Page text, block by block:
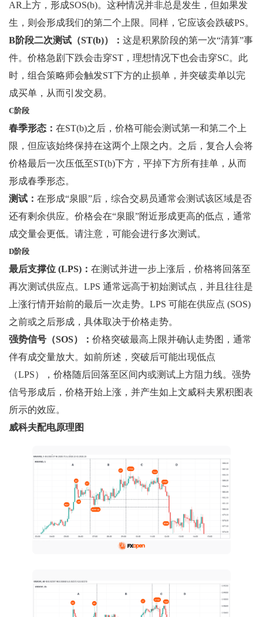
AR上方，形成SOS(b)。这种情况并非总是发生，但如果发
生，则会形成我们的第二个上限。同样，它应该会跌破PS。
B阶段二次测试（ST(b)）： 这是积累阶段的第一次“清算”事
件。价格急剧下跌会击穿ST，理想情况下也会击穿SC。此
时，组合策略师会触发ST下方的止损单，并突破卖单以完
成买单，从而引发交易。
C阶段
春季形态： 在ST(b)之后，价格可能会测试第一和第二个上
限，但应该始终保持在这两个上限之内。之后，复合人会将
价格最后一次压低至ST(b)下方，平掉下方所有挂单，从而
形成春季形态。
测试： 在形成“泉眼”后，综合交易员通常会测试该区域是否
还有剩余供应。价格会在“泉眼”附近形成更高的低点，通常
成交量会更低。请注意，可能会进行多次测试。
D阶段
最后支撑位 (LPS)： 在测试并进一步上涨后，价格将回落至
再次测试供应点。LPS 通常远高于初始测试点，并且往往是
上涨行情开始前的最后一次走势。LPS 可能在供应点 (SOS)
之前或之后形成，具体取决于价格走势。
强势信号（SOS）： 价格突破最高上限并确认走势图，通常
伴有成交量放大。如前所述，突破后可能出现低点
（LPS），价格随后回落至区间内或测试上方阻力线。强势
信号形成后，价格开始上涨，并产生如上文威科夫累积图表
所示的效应。
威科夫配电原理图